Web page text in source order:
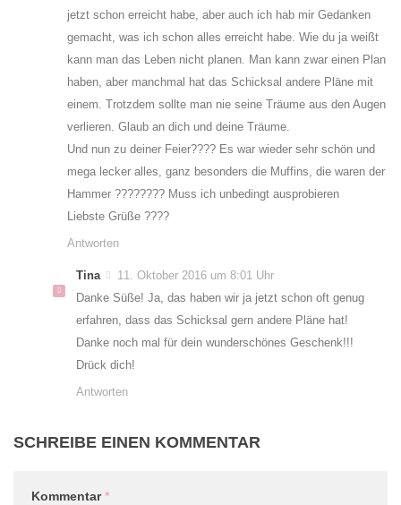
jetzt schon erreicht habe, aber auch ich hab mir Gedanken
gemacht, was ich schon alles erreicht habe. Wie du ja weißt
kann man das Leben nicht planen. Man kann zwar einen Plan
haben, aber manchmal hat das Schicksal andere Pläne mit
einem. Trotzdem sollte man nie seine Träume aus den Augen
verlieren. Glaub an dich und deine Träume.
Und nun zu deiner Feier???? Es war wieder sehr schön und
mega lecker alles, ganz besonders die Muffins, die waren der
Hammer ???????? Muss ich unbedingt ausprobieren
Liebste Grüße ????
Antworten
Tina
11. Oktober 2016 um 8:01 Uhr
Danke Süße! Ja, das haben wir ja jetzt schon oft genug
erfahren, dass das Schicksal gern andere Pläne hat!
Danke noch mal für dein wunderschönes Geschenk!!!
Drück dich!
Antworten
SCHREIBE EINEN KOMMENTAR
Kommentar*